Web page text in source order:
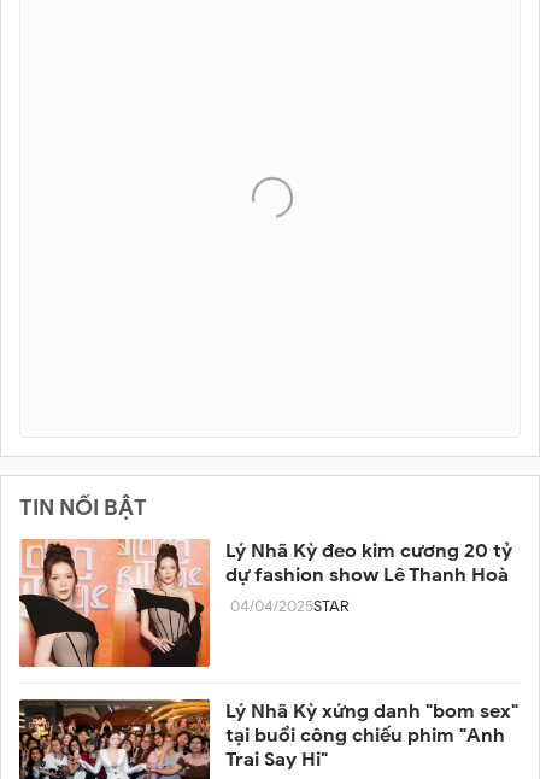
TIN NỔI BẬT
Lý Nhã Kỳ đeo kim cương 20 tỷ
dự fashion show Lê Thanh Hoà
04/04/2025STAR
Lý Nhã Kỳ xứng danh "bom sex"
tại buổi công chiếu phim "Anh
Trai Say Hi"